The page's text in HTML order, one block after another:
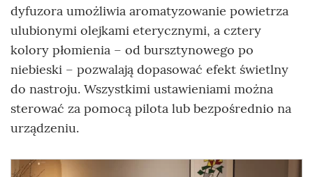
dyfuzora umożliwia aromatyzowanie powietrza
ulubionymi olejkami eterycznymi, a cztery
kolory płomienia – od bursztynowego po
niebieski – pozwalają dopasować efekt świetlny
do nastroju. Wszystkimi ustawieniami można
sterować za pomocą pilota lub bezpośrednio na
urządzeniu.